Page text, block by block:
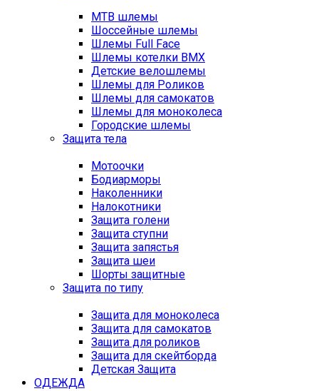
MTB шлемы
Шоссейные шлемы
Шлемы Full Face
Шлемы котелки BMX
Детские велошлемы
Шлемы для Роликов
Шлемы для самокатов
Шлемы для моноколеса
Городские шлемы
Защита тела
Мотоочки
Бодиарморы
Наколенники
Налокотники
Защита голени
Защита ступни
Защита запястья
Защита шеи
Шорты защитные
Защита по типу
Защита для моноколеса
Защита для самокатов
Защита для роликов
Защита для скейтборда
Детская Защита
ОДЕЖДА